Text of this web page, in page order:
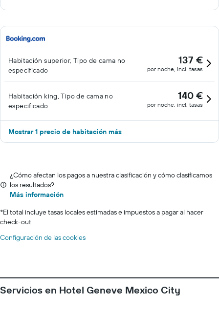
Habitación superior, Tipo de cama no
especificado
137 €
por noche, incl. tasas
Habitación king, Tipo de cama no
especificado
140 €
por noche, incl. tasas
Mostrar 1 precio de habitación más
¿Cómo afectan los pagos a nuestra clasificación y cómo clasificamos
los resultados?
Más información
*El total incluye tasas locales estimadas e impuestos a pagar al hacer
check-out.
Configuración de las cookies
Servicios en Hotel Geneve Mexico City